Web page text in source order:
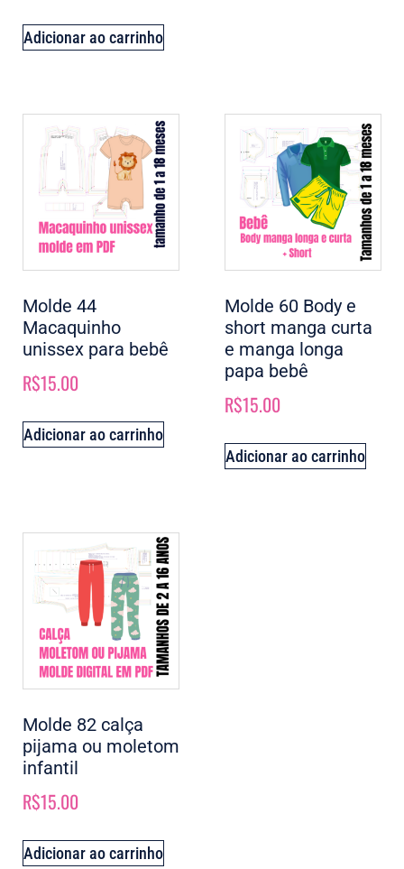
Adicionar ao carrinho
Molde 44
Macaquinho
unissex para bebê
R$15.00
Adicionar ao carrinho
Molde 60 Body e
short manga curta
e manga longa
papa bebê
R$15.00
Adicionar ao carrinho
Molde 82 calça
pijama ou moletom
infantil
R$15.00
Adicionar ao carrinho